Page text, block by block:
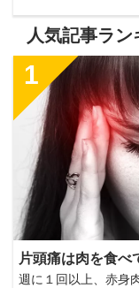
人気記事ラン
1
片頭痛は肉を食べ
週に１回以上、赤身